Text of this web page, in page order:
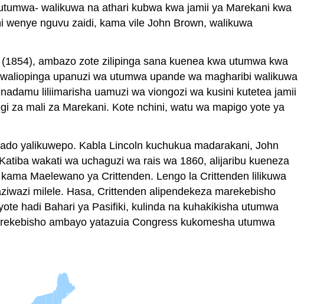
walikuwa na athari kubwa kwa jamii ya Marekani kwa
nguvu zaidi, kama vile John Brown, walikuwa
ambazo zote zilipinga sana kuenea kwa utumwa kwa
upanuzi wa utumwa upande wa magharibi walikuwa
liliimarisha uamuzi wa viongozi wa kusini kutetea jamii
za mali za Marekani. Kote nchini, watu wa mapigo yote ya
yalikuwepo. Kabla Lincoln kuchukua madarakani, John
wakati wa uchaguzi wa rais wa 1860, alijaribu kueneza
Maelewano ya Crittenden. Lengo la Crittenden lilikuwa
milele. Hasa, Crittenden alipendekeza marekebisho
hadi Bahari ya Pasifiki, kulinda na kuhakikisha utumwa
ambayo yatazuia Congress kukomesha utumwa